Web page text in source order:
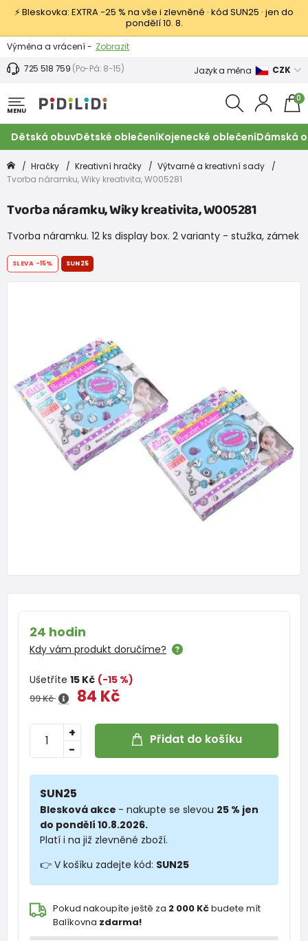
⚡ Bleskovka: EXTRA −25 % na vše i zlevněné · kód SUN25 · jen do
pondělí 10. 8.
Výměna a vrácení - Zobrazit
Sleva 100 Kč na první nákup -
725 518 759 (Po-Pá: 8-15) Jazyk a měna CZK
MENU
0
Dětská obuvDětské oblečeníKojenecké oblečeníDámská
Hračky Kreativní hračky
Výtvarné a kreativní sady
Tvorba náramku, Wiky kreativita, W005281
Tvorba náramku, Wiky kreativita, W005281
Tvorba náramku. 12 ks display box. 2 varianty - stužka, zámek
24 hodin
Kdy vám produkt doručíme?
Ušetříte 15 Kč (-15 %)
99 Kč 84 Kč
-
+ Přidat do košíku
SUN25
Blesková akce - nakupte se slevou 25 % jen
do pondělí 10.8.2026.
Platí i na již zlevněné zboží.
👉 V košíku zadejte kód: SUN25
Pokud nakoupíte ještě za 2 000 Kčbudete mít
Balíkovna zdarma!
SLEVA -15% SUN25